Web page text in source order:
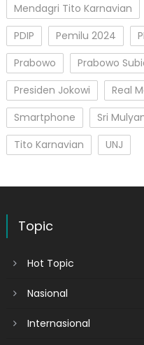
Mendagri Tito Karnavian
PDIP
Pemilu 2024
Prabowo
Prabowo
Presiden Jokowi
Real
Smartphone
Sri
Tito Karnavian
UNJ
Topic
Hot Topic
Nasional
Internasional